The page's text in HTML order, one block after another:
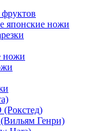
японские ножи
ножи
Генри)